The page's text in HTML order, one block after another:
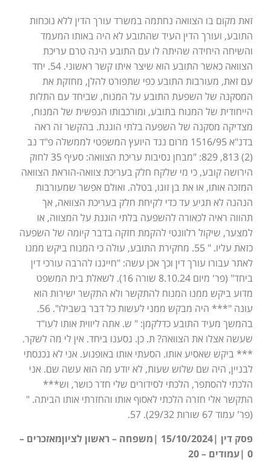
זאת מקום בו הצוואה נחתמה במשרד עורך הדין ללא נוכחות
התובע, ועורך הדין העיד שהתובע לא היה באותו המעמד
והשיחה היחידה שהיתה לו עם התובע הינה טרם עריכת
הצוואה כאשר התובע הוא שיצר איתו קשר ראשוני. 54. יחד
עם זאת, מעורבות התובע כפי שתפורט להלן, מחזקת את
המסקנה של השפעת התובע על המנוח, שביחד עם התלות
הייחודית של המנוח בתובע, ומורכבותו הנפשית של המנוח,
מצדיקה מסקנה של השפעה בלתי הוגנת. בהקשר זה ראה
בדנ"א 1516/95 מרום נגד היועץ המשפטי לממשלה פ"ד נב
(2) 813, 829: "מבחן נסיבות עריכת הצוואה: סעיף 35 לחוק
הירושה קובע, כי מי שלקח חלק בעריכת צוואה-הוראת הצוואה
המזכה אותו, או את בן זוגו, בטלה. ואולם אפשר שמעורבות
הנהנה לא תגיע עד כדי לקיחת חלק בעריכת הצוואה, אך
תהווה ראיה לכאורה להשפעה בלתי הוגנת על המצווה, או
למצער, שיקול רלוונטי להקמת חזקה בדבר קיומה של השפעה
כזאת עליו. " 55. מחקירת התובע, עולה כי המנוח ביקש ממנו
לאתר עבורו עורך דין וכך אכן עשה: "חייגנו להרבה עורכי דין
ביחד" (פר' מיום 8.10.24 שורה 16). לשאלת בית המשפט
מדוע ביקש ממנו המנוח להתקשר ולא התקשר ישירות הוא
עונה "*** היה מבקש ממני לעשות כל דבר בשבילו". 56.
בהמשך מעיד התובע כדלקמן: " ש. אתה ליווית אותו לעו"ד
שעשה אצלו את הצוואה? ת. כן. נסענו ביחד. אין לי מה לשקר.
*** ביקש שאסיע אותו. הסעתי אותו באופנוע. אני לא נכנסתי
לבניין, היה שם שלוש שעות, לא יודע מה הוא עשה שם. אני
הלכתי להסתפר, הלכתי לסידורים שלי חדר כושר, וש***
התקשר אלי חזרה הלכתי לאסוף אותו והחזרתי אותו הביתה. "
(פר' עמוד 67 שורות 29/32). 57.
פסק דין |15/10/2024 |משפחה – ראשון לציוןמאזכרים –
0 |עמודים – 20